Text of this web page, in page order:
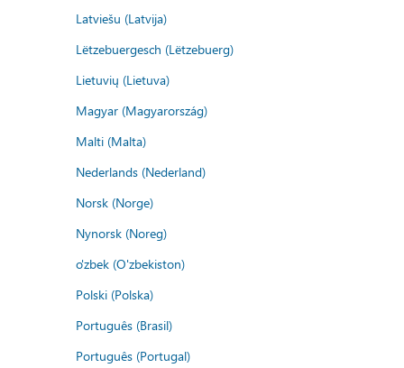
Latviešu (Latvija)
Lëtzebuergesch (Lëtzebuerg)
Lietuvių (Lietuva)
Magyar (Magyarország)
Malti (Malta)
Nederlands (Nederland)
Norsk (Norge)
Nynorsk (Noreg)
o'zbek (O'zbekiston)
Polski (Polska)
Português (Brasil)
Português (Portugal)